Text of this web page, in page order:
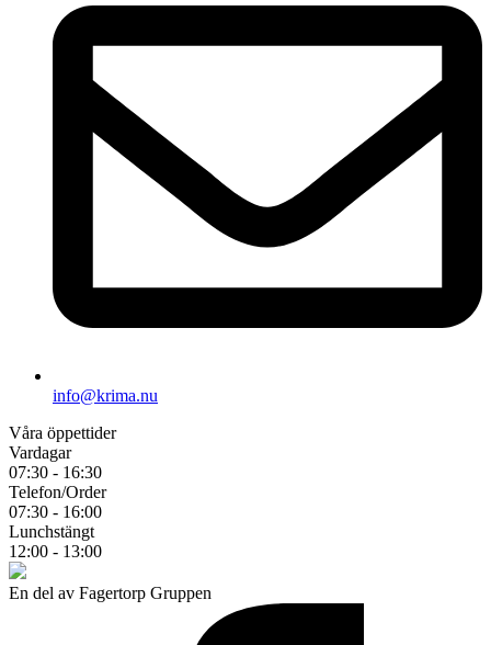
info@krima.nu
Våra öppettider
Vardagar
07:30 - 16:30
Telefon/Order
07:30 - 16:00
Lunchstängt
12:00 - 13:00
En del av Fagertorp Gruppen